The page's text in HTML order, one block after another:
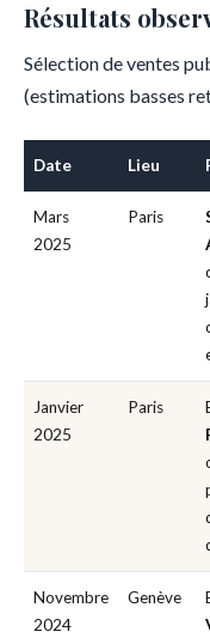
Résultats
Sélection de ventes
(estimations basses
Date Lieu
Mars
2025
Paris
Janvier
2025
Paris
Novembre
2024
Genève